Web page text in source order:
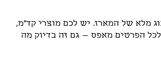
מלא של המארז. יש לכם מוצרי קד"מ,
הפרטים מאפס – גם זה בדיוק מה